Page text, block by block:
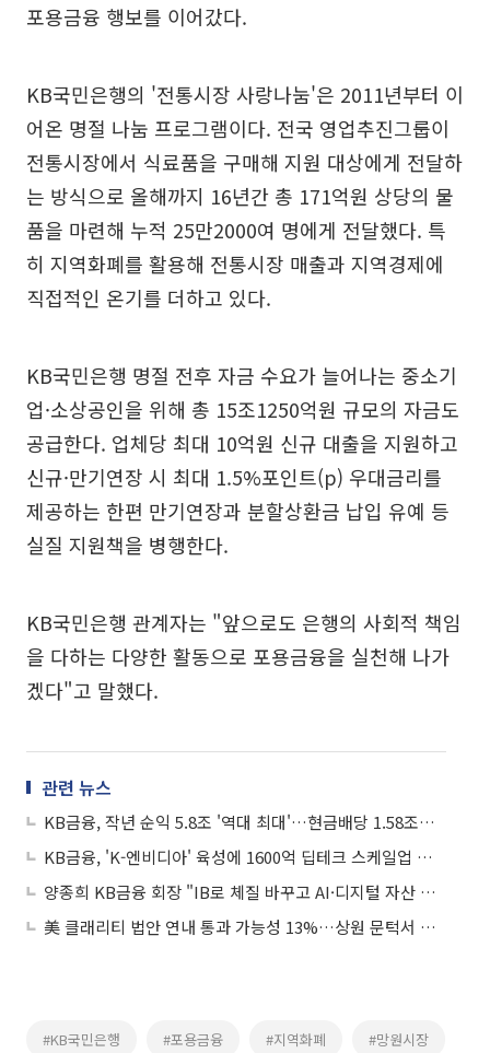
포용금융 행보를 이어갔다.
KB국민은행의 '전통시장 사랑나눔'은 2011년부터 이
어온 명절 나눔 프로그램이다. 전국 영업추진그룹이
전통시장에서 식료품을 구매해 지원 대상에게 전달하
는 방식으로 올해까지 16년간 총 171억원 상당의 물
품을 마련해 누적 25만2000여 명에게 전달했다. 특
히 지역화폐를 활용해 전통시장 매출과 지역경제에
직접적인 온기를 더하고 있다.
KB국민은행 명절 전후 자금 수요가 늘어나는 중소기
업·소상공인을 위해 총 15조1250억원 규모의 자금도
공급한다. 업체당 최대 10억원 신규 대출을 지원하고
신규·만기연장 시 최대 1.5%포인트(p) 우대금리를
제공하는 한편 만기연장과 분할상환금 납입 유예 등
실질 지원책을 병행한다.
KB국민은행 관계자는 "앞으로도 은행의 사회적 책임
을 다하는 다양한 활동으로 포용금융을 실천해 나가
겠다"고 말했다.
관련 뉴스
KB금융, 작년 순익 5.8조 '역대 최대'…현금배당 1.58조로 주주 몫 키웠다
KB금융, 'K-엔비디아' 육성에 1600억 딥테크 스케일업 펀드 결성
양종희 KB금융 회장 "IB로 체질 바꾸고 AI·디지털 자산 영토 넓혀야"
美 클래리티 법안 연내 통과 가능성 13%…상원 문턱서 제동
#KB국민은행 #포용금융 #지역화폐 #망원시장